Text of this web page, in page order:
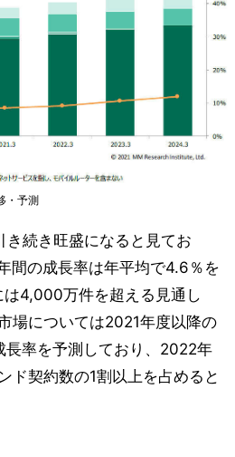
・予測
続き旺盛になると見てお
間の成長率は年平均で4.6％を
4,000万件を超える見通し
場については2021年度以降の
長率を予測しており、2022年
ド契約数の1割以上を占めると